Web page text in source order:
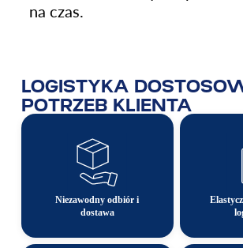
na czas.
LOGISTYKA
POTRZEB KLIENTA
Niezawodny odbiór i
dostawa